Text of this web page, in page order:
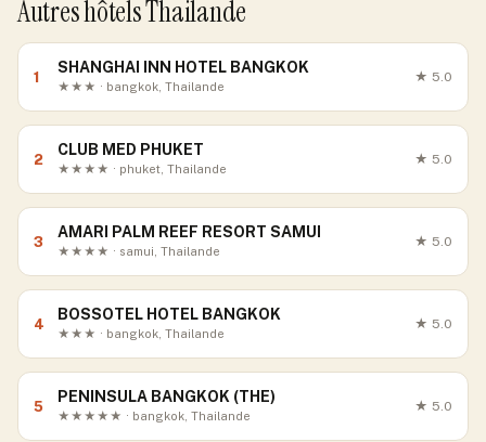
Autres hôtels Thailande
1
SHANGHAI INN HOTEL BANGKOK
★★★ · bangkok, Thailande
★ 5.0
2
CLUB MED PHUKET
★★★★ · phuket, Thailande
★ 5.0
3
AMARI PALM REEF RESORT SAMUI
★★★★ · samui, Thailande
★ 5.0
4
BOSSOTEL HOTEL BANGKOK
★★★ · bangkok, Thailande
★ 5.0
5
PENINSULA BANGKOK (THE)
★★★★★ · bangkok, Thailande
★ 5.0